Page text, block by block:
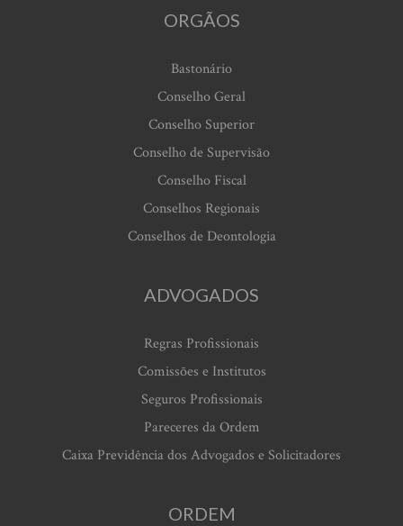
ORGÃOS
Bastonário
Conselho Geral
Conselho Superior
Conselho de Supervisão
Conselho Fiscal
Conselhos Regionais
Conselhos de Deontologia
ADVOGADOS
Regras Profissionais
Comissões e Institutos
Seguros Profissionais
Pareceres da Ordem
Caixa Previdência dos Advogados e Solicitadores
ORDEM